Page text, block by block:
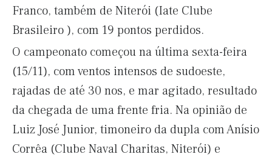
Franco, também de Niterói (Iate Clube
Brasileiro ), com 19 pontos perdidos.
O campeonato começou na última sexta-feira
(15/11), com ventos intensos de sudoeste,
rajadas de até 30 nos, e mar agitado, resultado
da chegada de uma frente fria. Na opinião de
Luiz José Junior, timoneiro da dupla com Anísio
Corrêa (Clube Naval Charitas, Niterói) e